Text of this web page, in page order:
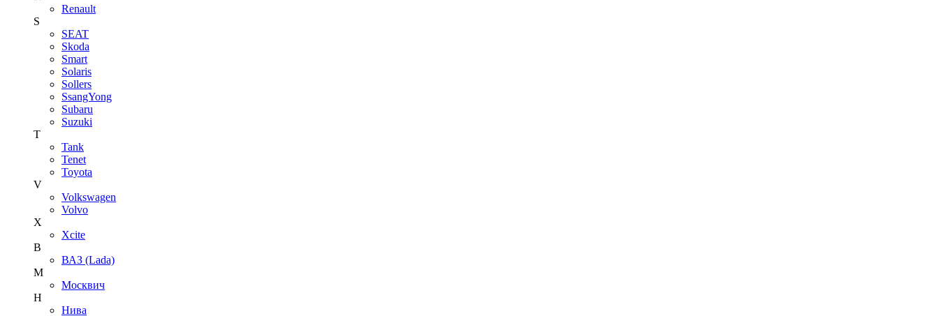
Renault
S
SEAT
Skoda
Smart
Solaris
Sollers
SsangYong
Subaru
Suzuki
T
Tank
Tenet
Toyota
V
Volkswagen
Volvo
X
Xcite
В
ВАЗ (Lada)
М
Москвич
Н
Нива